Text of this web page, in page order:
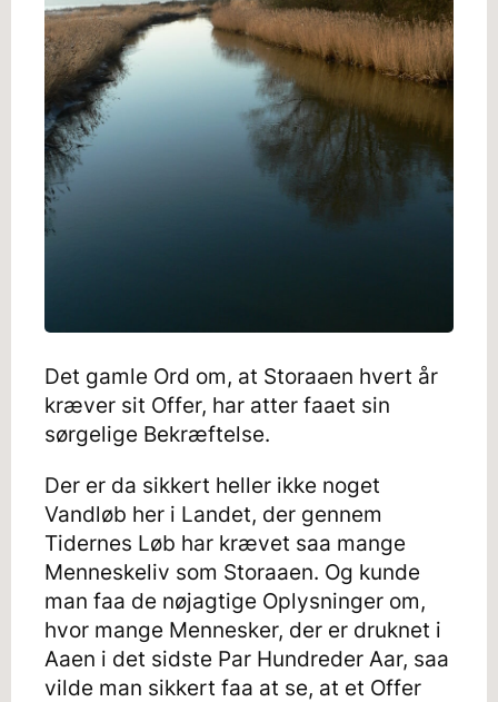
Det gamle Ord om, at Storaaen hvert år
kræver sit Offer, har atter faaet sin
sørgelige Bekræftelse.
Der er da sikkert heller ikke noget
Vandløb her i Landet, der gennem
Tidernes Løb har krævet saa mange
Menneskeliv som Storaaen. Og kunde
man faa de nøjagtige Oplysninger om,
hvor mange Mennesker, der er druknet i
Aaen i det sidste Par Hundreder Aar, saa
vilde man sikkert faa at se, at et Offer